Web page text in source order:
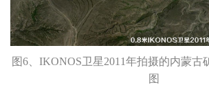
图6、IKONOS卫星2011年拍摄的内蒙古
图